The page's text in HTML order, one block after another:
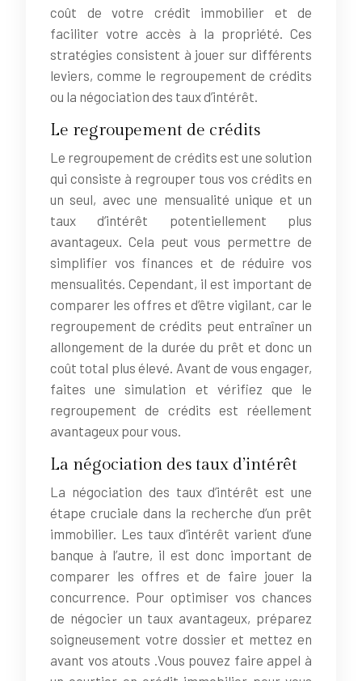
coût de votre crédit immobilier et de
faciliter votre accès à la propriété. Ces
stratégies consistent à jouer sur différents
leviers, comme le regroupement de crédits
ou la négociation des taux d’intérêt.
Le regroupement de crédits
Le regroupement de crédits est une solution
qui consiste à regrouper tous vos crédits en
un seul, avec une mensualité unique et un
taux d’intérêt potentiellement plus
avantageux. Cela peut vous permettre de
simplifier vos finances et de réduire vos
mensualités. Cependant, il est important de
comparer les offres et d’être vigilant, car le
regroupement de crédits peut entraîner un
allongement de la durée du prêt et donc un
coût total plus élevé. Avant de vous engager,
faites une simulation et vérifiez que le
regroupement de crédits est réellement
avantageux pour vous.
La négociation des taux d’intérêt
La négociation des taux d’intérêt est une
étape cruciale dans la recherche d’un prêt
immobilier. Les taux d’intérêt varient d’une
banque à l’autre, il est donc important de
comparer les offres et de faire jouer la
concurrence. Pour optimiser vos chances
de négocier un taux avantageux, préparez
soigneusement votre dossier et mettez en
avant vos atouts .Vous pouvez faire appel à